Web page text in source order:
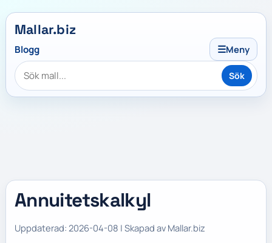
Mallar.biz
Blogg ☰Meny
Sök
Annuitetskalkyl
Uppdaterad: 2026-04-08 | Skapad av Mallar.biz